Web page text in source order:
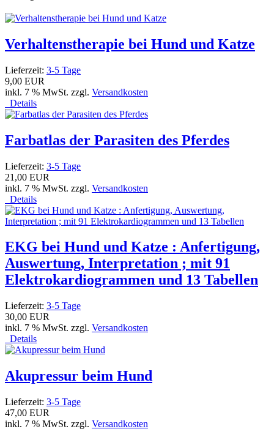
Verhaltenstherapie bei Hund und Katze
Lieferzeit: 3-5 Tage
9,00 EUR
inkl. 7 % MwSt. zzgl. Versandkosten
Details
Farbatlas der Parasiten des Pferdes
Lieferzeit: 3-5 Tage
21,00 EUR
inkl. 7 % MwSt. zzgl. Versandkosten
Details
EKG bei Hund und Katze : Anfertigung,
Auswertung, Interpretation ; mit 91
Elektrokardiogrammen und 13 Tabellen
Lieferzeit: 3-5 Tage
30,00 EUR
inkl. 7 % MwSt. zzgl. Versandkosten
Details
Akupressur beim Hund
Lieferzeit: 3-5 Tage
47,00 EUR
inkl. 7 % MwSt. zzgl. Versandkosten